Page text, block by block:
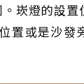
崁燈的設置
置或是沙發